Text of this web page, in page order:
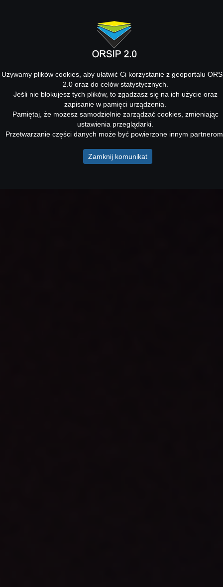
Używamy plików cookies, aby ułatwić Ci korzystanie z geoportalu
2.0 oraz do celów statystycznych.
Jeśli nie blokujesz tych plików, to zgadzasz się na ich użycie oraz
zapisanie w pamięci urządzenia.
Pamiętaj, że możesz samodzielnie zarządzać cookies, zmieniając
ustawienia przeglądarki.
Przetwarzanie części danych może być powierzone innym
Zamknij komunikat